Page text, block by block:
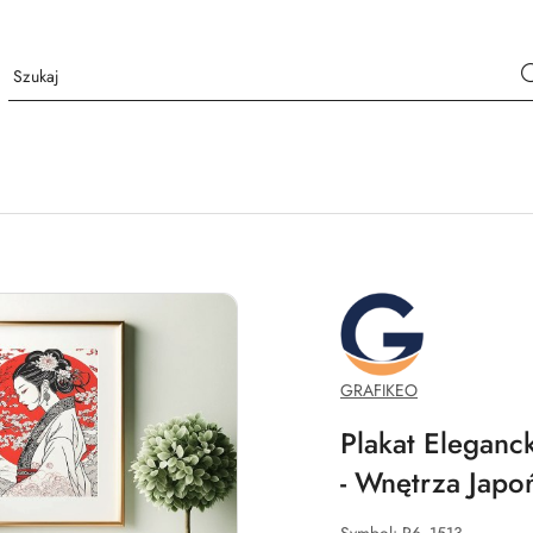
GRAFIKEO.PL
GRAFIKEO
Plakat
- Wnętrza